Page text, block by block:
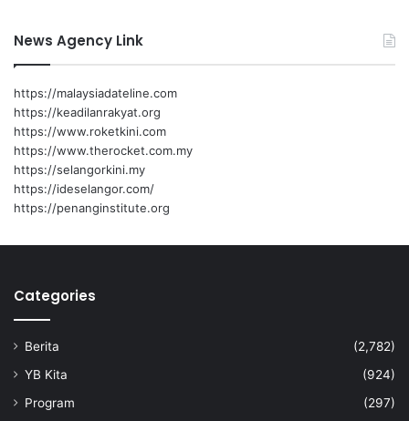
t
a
a
r
News Agency Link
https://malaysiadateline.com
https://keadilanrakyat.org
https://www.roketkini.com
https://www.therocket.com.my
https://selangorkini.my
https://ideselangor.com/
https://penanginstitute.org
Categories
Berita
(2,782)
YB Kita
(924)
Program
(297)